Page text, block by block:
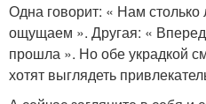
Одна говорит: « Нам столько
ощущаем ». Другая: «
прошла ». Но обе украдкой
хотят выглядеть